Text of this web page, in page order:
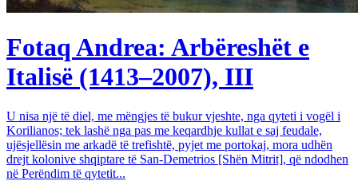
Fotaq Andrea: Arbëreshët e
Italisë (1413–2007), III
U nisa një të diel, me mëngjes të bukur vjeshte, nga qyteti i vogël i
Korilianos; tek lashë nga pas me keqardhje kullat e saj feudale,
ujësjellësin me arkadë të trefishtë, pyjet me portokaj, mora udhën
drejt kolonive shqiptare të San-Demetrios [Shën Mitrit], që ndodhen
në Perëndim të qytetit...